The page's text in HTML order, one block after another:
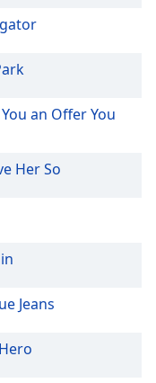
an Offer You
Her So
Jeans